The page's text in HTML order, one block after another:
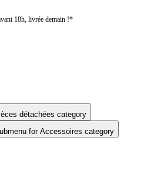
18h, livrée demain !*
détachées category
for Accessoires category